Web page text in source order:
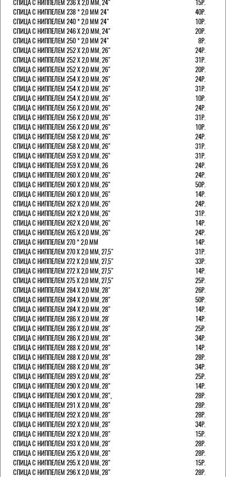
СПИЦА С НИППЕЛЕМ 236 Х 2,0 ММ, 24"
15Р.
СПИЦА С НИППЕЛЕМ 238 * 2,0 ММ 24"
40Р.
СПИЦА С НИППЕЛЕМ 240 * 2,0 ММ 24"
10Р.
СПИЦА С НИППЕЛЕМ 246 Х 2,0 ММ, 24"
20Р.
СПИЦА С НИППЕЛЕМ 250 * 2,0 ММ 24"
8Р.
СПИЦА С НИППЕЛЕМ 252 Х 2,0 ММ, 26"
24Р.
СПИЦА С НИППЕЛЕМ 252 Х 2,0 ММ, 26"
31Р.
СПИЦА С НИППЕЛЕМ 252 Х 2,0 ММ, 26"
20Р.
СПИЦА С НИППЕЛЕМ 254 Х 2,0 ММ, 26"
24Р.
СПИЦА С НИППЕЛЕМ 254 Х 2,0 ММ, 26"
31Р.
СПИЦА С НИППЕЛЕМ 254 Х 2,0 ММ, 26"
10Р.
СПИЦА С НИППЕЛЕМ 256 Х 2,0 ММ, 26"
24Р.
СПИЦА С НИППЕЛЕМ 256 Х 2,0 ММ, 26"
31Р.
СПИЦА С НИППЕЛЕМ 256 Х 2,0 ММ, 26"
10Р.
СПИЦА С НИППЕЛЕМ 258 Х 2,0 ММ, 26"
24Р.
СПИЦА С НИППЕЛЕМ 258 Х 2,0 ММ, 26"
31Р.
СПИЦА С НИППЕЛЕМ 259 Х 2,0 ММ, 26"
31Р.
СПИЦА С НИППЕЛЕМ 259 Х 2,0 ММ, 26
24Р.
СПИЦА С НИППЕЛЕМ 260 Х 2,0 ММ, 26"
24Р.
СПИЦА С НИППЕЛЕМ 260 Х 2,0 ММ, 26"
50Р.
СПИЦА С НИППЕЛЕМ 260 Х 2,0 ММ, 26"
14Р.
СПИЦА С НИППЕЛЕМ 262 Х 2,0 ММ, 26"
24Р.
СПИЦА С НИППЕЛЕМ 262 Х 2,0 ММ, 26"
31Р.
СПИЦА С НИППЕЛЕМ 262 Х 2,0 ММ, 26"
14Р.
СПИЦА С НИППЕЛЕМ 265 Х 2,0 ММ, 26"
24Р.
СПИЦА С НИППЕЛЕМ 270 * 2,0 ММ
14Р.
СПИЦА С НИППЕЛЕМ 270 Х 2,0 ММ, 27,5"
31Р.
СПИЦА С НИППЕЛЕМ 272 Х 2,0 ММ, 27,5"
33Р.
СПИЦА С НИППЕЛЕМ 272 Х 2,0 ММ, 27,5"
14Р.
СПИЦА С НИППЕЛЕМ 275 Х 2,0 ММ, 27,5"
25Р.
СПИЦА С НИППЕЛЕМ 284 Х 2,0 ММ, 28"
26Р.
СПИЦА С НИППЕЛЕМ 284 Х 2,0 ММ, 28"
50Р.
СПИЦА С НИППЕЛЕМ 284 Х 2,0 ММ, 28"
14Р.
СПИЦА С НИППЕЛЕМ 286 Х 2,0 ММ, 28'
14Р.
СПИЦА С НИППЕЛЕМ 286 Х 2,0 ММ, 28"
25Р.
СПИЦА С НИППЕЛЕМ 286 Х 2,0 ММ, 28"
34Р.
СПИЦА С НИППЕЛЕМ 288 Х 2,0 ММ, 28"
14Р.
СПИЦА С НИППЕЛЕМ 288 Х 2,0 ММ, 28"
28Р.
СПИЦА С НИППЕЛЕМ 288 Х 2,0 ММ, 28"
34Р.
СПИЦА С НИППЕЛЕМ 289 Х 2,0 ММ, 28"
25Р.
СПИЦА С НИППЕЛЕМ 290 Х 2,0 ММ, 28"
14Р.
СПИЦА С НИППЕЛЕМ 290 Х 2,0 ММ, 28",
28Р.
СПИЦА С НИППЕЛЕМ 291 Х 2,0 ММ, 28"
28Р.
СПИЦА С НИППЕЛЕМ 292 Х 2,0 ММ, 28"
28Р.
СПИЦА С НИППЕЛЕМ 292 Х 2,0 ММ, 28"
34Р.
СПИЦА С НИППЕЛЕМ 292 Х 2,0 ММ, 28"
15Р.
СПИЦА С НИППЕЛЕМ 293 Х 2,0 ММ, 28"
28Р.
СПИЦА С НИППЕЛЕМ 295 Х 2,0 ММ, 28"
28Р.
СПИЦА С НИППЕЛЕМ 295 Х 2,0 ММ, 28"
15Р.
СПИЦА С НИППЕЛЕМ 296 Х 2,0 ММ, 28"
28Р.